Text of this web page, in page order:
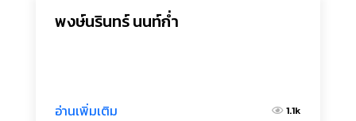
พงษ์นรินทร์ นนท์ก่ำ
อ่านเพิ่มเติม 1.1k